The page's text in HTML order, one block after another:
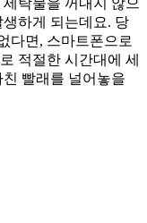
탁물을 꺼내지 않으
하게 되는데요. 당
다면, 스마트폰으로
적절한 시간대에 세
빨래를 널어놓을